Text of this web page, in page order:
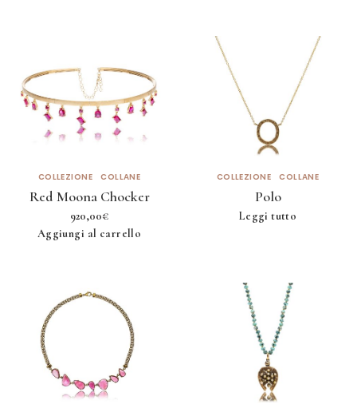
COLLEZIONE COLLANE
Red Moona Chocker
920,00€
Aggiungi al carrello
COLLEZIONE COLLANE
Polo
Leggi tutto